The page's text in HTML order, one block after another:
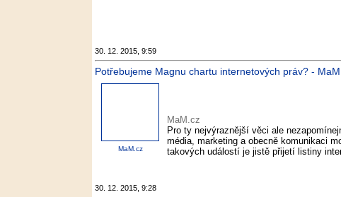
30. 12. 2015, 9:59
Potřebujeme Magnu chartu internetových práv? -
MaM.cz
MaM.cz
Pro ty nejvýraznější věci ale
média, marketing a obecně komunikaci
takových událostí je jistě přijetí listiny
30. 12. 2015, 9:28